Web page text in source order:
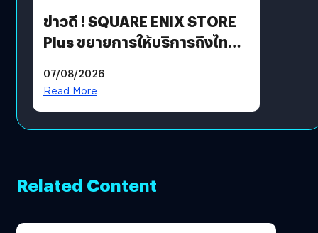
ข่าวดี ! SQUARE ENIX STORE
Plus ขยายการให้บริการถึงไทย
โดยตรง
07/08/2026
Read More
Related Content